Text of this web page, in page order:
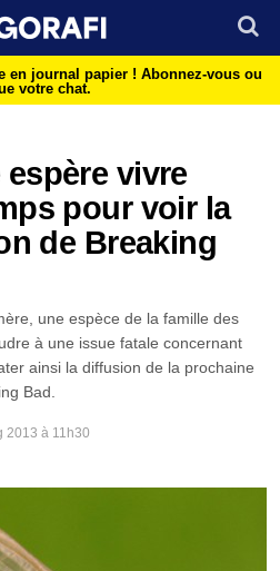
en journal papier ! Abonnez-vous ou
votre chat.
vivre
pour voir la
de Breaking
une espèce de la famille des
à une issue fatale concernant
ainsi la diffusion de la prochaine
Bad.
2013 à 11h30